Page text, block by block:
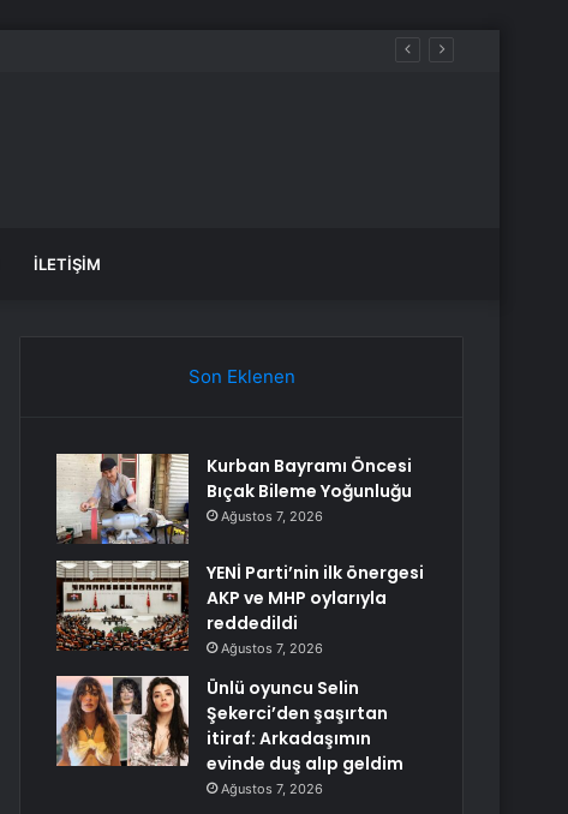
İLETIŞIM
Son Eklenen
Kurban Bayramı Öncesi
Bıçak Bileme Yoğunluğu
Ağustos 7, 2026
YENİ Parti’nin ilk önergesi
AKP ve MHP oylarıyla
reddedildi
Ağustos 7, 2026
Ünlü oyuncu Selin
Şekerci’den şaşırtan
itiraf: Arkadaşımın
evinde duş alıp geldim
Ağustos 7, 2026